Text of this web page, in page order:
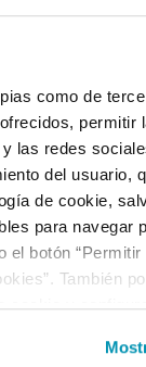
como de
permitir
las redes
del usuario,
de cookie,
para navegar
botón “Permitir
También
cookie y
cookies, y sus